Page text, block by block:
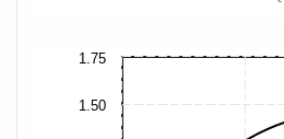
1.50
1.75